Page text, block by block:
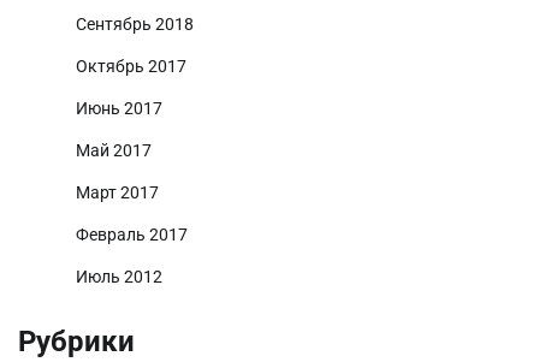
Сентябрь 2018
Октябрь 2017
Июнь 2017
Май 2017
Март 2017
Февраль 2017
Июль 2012
Рубрики